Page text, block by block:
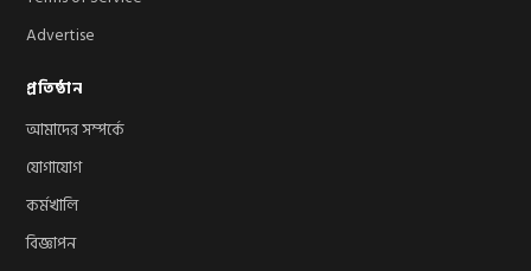
Advertise
প্রতিষ্ঠান
আমাদের সম্পর্কে
যোগাযোগ
কর্মখালি
বিজ্ঞাপন